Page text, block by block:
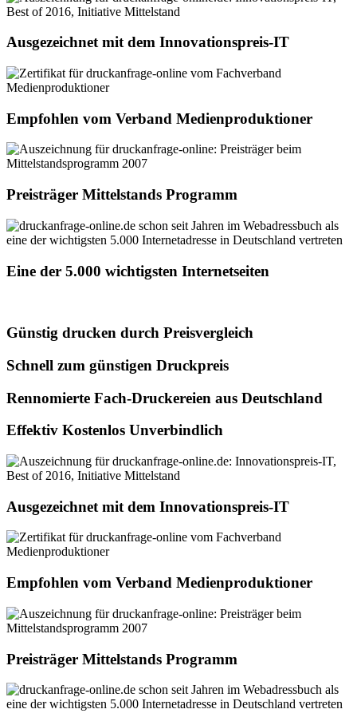
Ausgezeichnet mit dem Innovationspreis-IT
Empfohlen vom Verband Medienproduktioner
Preisträger Mittelstands Programm
Eine der 5.000 wichtigsten Internetseiten
Günstig drucken durch Preisvergleich
Schnell zum günstigen Druckpreis
Rennomierte Fach-Druckereien aus Deutschland
Effektiv Kostenlos Unverbindlich
Ausgezeichnet mit dem Innovationspreis-IT
Empfohlen vom Verband Medienproduktioner
Preisträger Mittelstands Programm